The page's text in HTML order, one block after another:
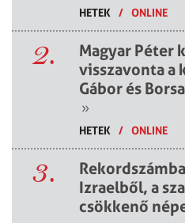
HETEK / ONLINE
2.
Magyar Péter
visszavonta a
Gábor és
»
HETEK / ONLINE
3.
Izraelből, a
csökkenő